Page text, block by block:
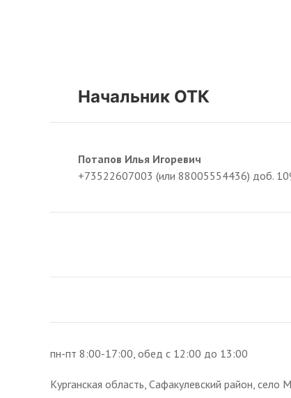
Начальник ОТК
Потапов Илья Игоревич
+73522607003 (или 88005554436) доб.
пн-пт 8:00-17:00, обед с 12:00 до 13:00
Курганская область, Сафакулевский район,